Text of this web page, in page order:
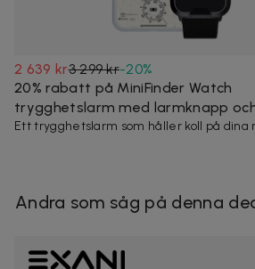
2 639 kr3 299 kr-20%
20% rabatt på MiniFinder Watch
trygghetslarm med larmknapp
Ett trygghetslarm som håller koll på dina
Andra som såg på denna